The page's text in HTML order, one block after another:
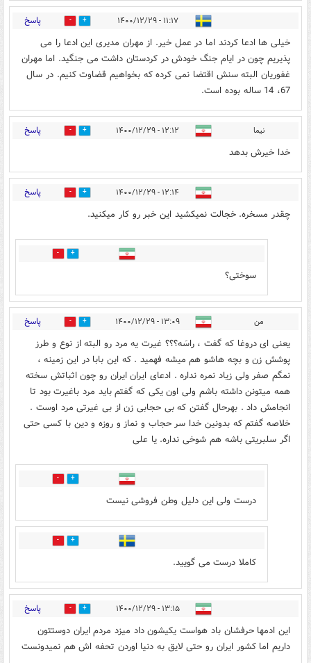
۱۱:۱۷ - ۱۴۰۰/۱۲/۲۹ 4 پاسخ
خیلی ها ادعا کردند اما در عمل خیر. از مهران مدیری این ادعا را می
پذیریم چون در ایام جنگ خودش در کردستان داشت می جنگید. اما مهران
غفوریان البته سنش اقتضا نمی کرده که بخواهیم قضاوت کنیم. در سال
67، 14 ساله بوده است.
نیما ۱۲:۱۲ - ۱۴۰۰/۱۲/۲۹ 2 پاسخ
خدا خیرش بدهد
۱۲:۱۴ - ۱۴۰۰/۱۲/۲۹ 0 پاسخ
چقدر مسخره. خجالت نمیکشید این خبر رو کار میکنید.
4
سوختی؟
من ۱۳:۰۹ - ۱۴۰۰/۱۲/۲۹ 7 پاسخ
یعنی ای دروغا که گفت ، راسَه؟؟؟ غیرت یه مرد رو البته از نوع و طرز
پوشش زن و بچه هاشو هم میشه فهمید . که این بابا در این زمینه ،
نمگم صفر ولی زیاد نمره نداره . ادعای ایران ایران رو چون اثباتش سخته
همه میتونن داشته باشم ولی اون یکی که گفتم باید مرد باغیرت بود تا
انجامش داد . بهرحال گفتن که بی حجابی زن از بی غیرتی مرد اوست .
خلاصه گفتم که بدونین خدا سر حجاب و نماز و روزه و دین با کسی حتی
اگر سلبریتی باشه هم شوخی نداره. یا علی
5
درست ولی این دلیل وطن فروشی نیست
3
کاملا درست می گویید.
۱۳:۱۵ - ۱۴۰۰/۱۲/۲۹ 2 پاسخ
این ادمها حرفشان باد هواست یکیشون داد میزد مردم ایران دوستتون
داریم اما کشور ایران رو حتی لایق به دنیا اوردن تحفه اش هم نمیدونست